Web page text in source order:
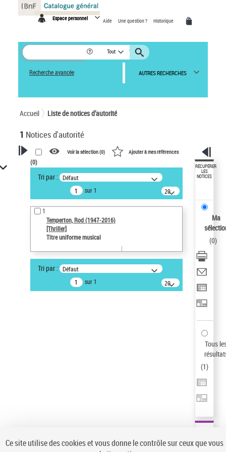
Espace personnel Aide Une question ? Historique
Tout
Recherche avancée AUTRES RECHERCHES
Accueil Liste de notices d’autorité
1 Notices d'autorité
VOTRE RECHERCHE
Recherche avancée dans les
notices d’autorité
Œuvres liées à l'auteur :
Temperton, Rod (1947-2016)
Type de notice d'autorité
Type de notice d'autorité
Voir la sélection (0) Ajouter à mes références
(0)
Tri par : Défaut
sur 1
20
résultats/page
1
Temperton, Rod (1947-2016)
[Thriller]
Titre uniforme musical
Tri par : Défaut
sur 1
20
résultats/page
RÉCUPÉRER
LES
NOTICES
Ma
(0)
Tous
(1)
Panneau de gestion des cookies
Ce site utilise des cookies et vous donne le contrôle sur ceux que vous